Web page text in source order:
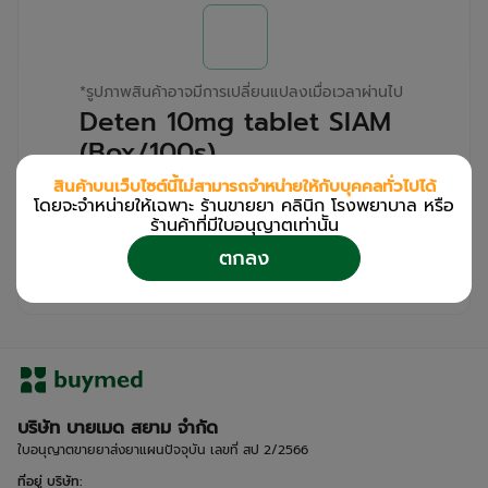
*รูปภาพสินค้าอาจมีการเปลี่ยนแปลงเมื่อเวลาผ่านไป
Deten 10mg tablet SIAM
(Box/100s)
สำหรับลูกค้าเฉพาะร้านขายยา คลินิก และโรง
พยาบาล
เข้าสู่ระบบ
เพื่อดูรายละเอียดเพิ่มเติม
บริษัท บายเมด สยาม จำกัด
ใบอนุญาตขายยาส่งยาแผนปัจจุบัน เลขที่ สป 2/2566
ที่อยู่ บริษัท:
สินค้าบนเว็บไซต์นี้ไม่สามารถจำหน่ายให้กับบุคคลทั่วไปได้
โดยจะจำหน่ายให้เฉพาะ ร้านขายยา คลินิก โรงพยาบาล หรือ
ร้านค้าที่มีใบอนุญาตเท่านััน
ตกลง